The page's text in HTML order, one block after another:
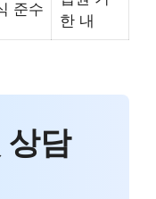
준수
한 내
담